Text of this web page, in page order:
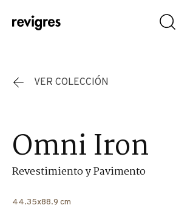
Saltar al contenido principal
VER COLECCIÓN
Omni Iron
Revestimiento y Pavimento
44.35x88.9 cm